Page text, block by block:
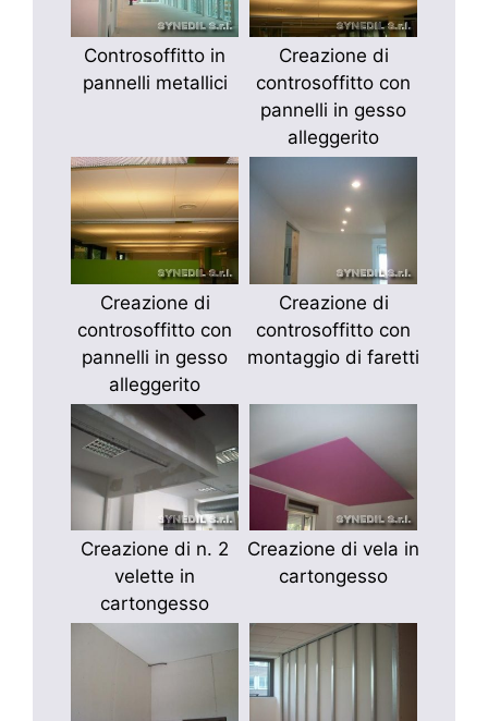
Controsoffitto in
pannelli metallici
Creazione di
controsoffitto con
pannelli in gesso
alleggerito
Creazione di
controsoffitto con
pannelli in gesso
alleggerito
Creazione di
controsoffitto con
montaggio di faretti
Creazione di n. 2
velette in
cartongesso
Creazione di vela in
cartongesso